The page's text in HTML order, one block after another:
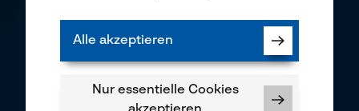
ausschließlichan
KOX APP
Alle akzeptieren
Nur essentielle Cookies